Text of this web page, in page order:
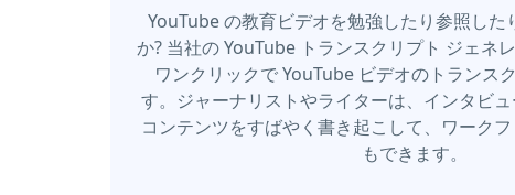
YouTube の教育ビデオを勉強したり参照した
か? 当社の YouTube トランスクリプト ジェネ
ワンクリックで YouTube ビデオのトランス
す。ジャーナリストやライターは、インタビ
コンテンツをすばやく書き起こして、ワーク
もできます。